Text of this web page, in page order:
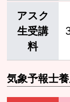
アスク
生受講
料
気象予報士